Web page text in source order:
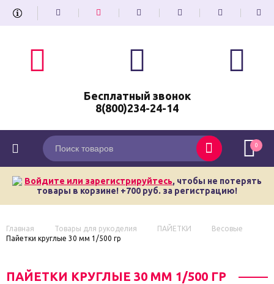
Бесплатный звонок
8(800)234-24-14
0
Войдите или зарегистрируйтесь, чтобы не потерять
товары в корзине! +700 руб. за регистрацию!
Главная Товары для рукоделия ПАЙЕТКИ
Весовые
Пайетки круглые 30 мм 1/500 гр
ПАЙЕТКИ КРУГЛЫЕ 30 ММ 1/500 ГР